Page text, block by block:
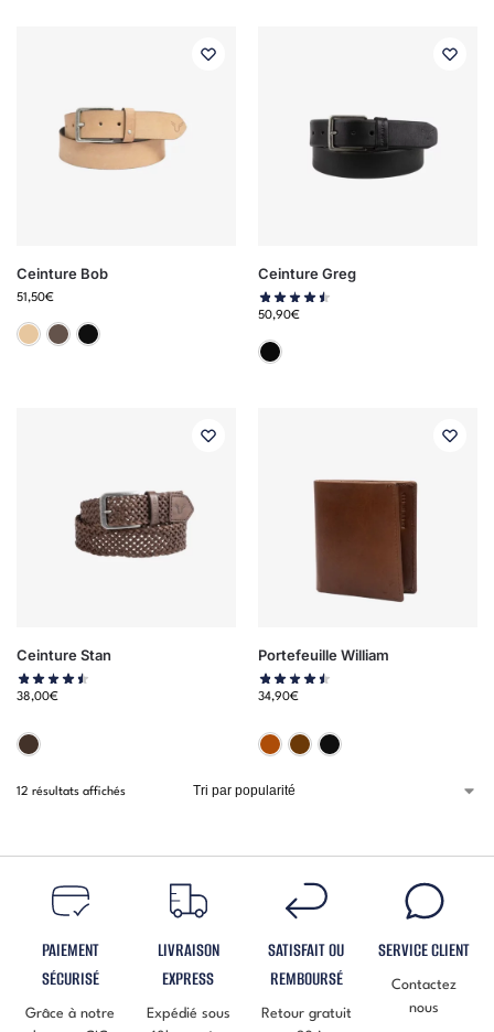
Ceinture Bob
51,50€
Ceinture Greg
50,90€
Ceinture Stan
38,00€
Portefeuille William
34,90€
12 résultats affichés
PAIEMENT
SÉCURISÉ
Grâce à notre
LIVRAISON
EXPRESS
Expédié sous
SATISFAIT OU
REMBOURSÉ
Retour gratuit
SERVICE CLIENT
Contactez
nous